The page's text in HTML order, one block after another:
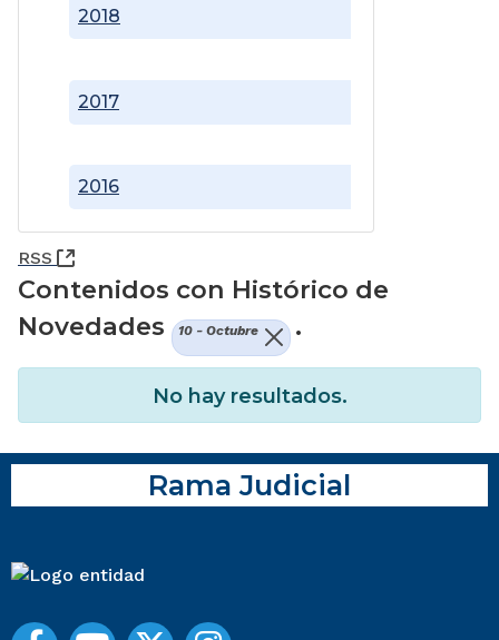
2016
2017
2018
RSS (Abre una nueva ventana)
Contenidos con Histórico de
Novedades
10 - Octubre .
No hay resultados.
Rama Judicial